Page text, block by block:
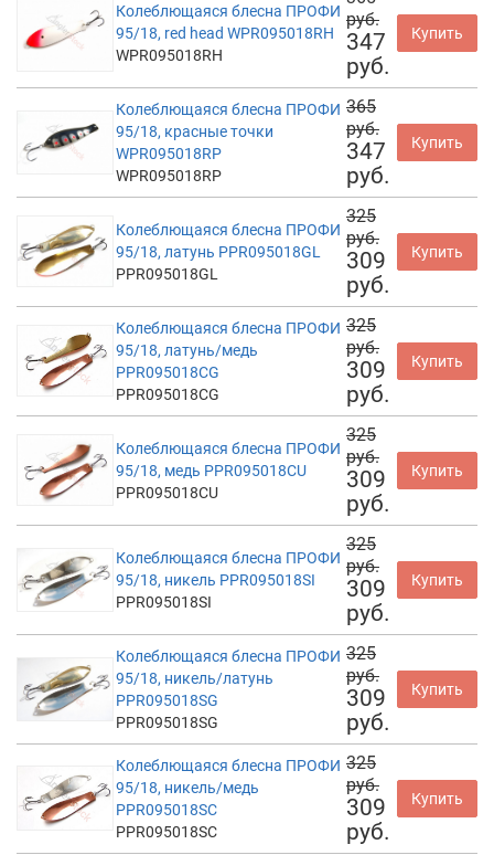
Колеблющаяся блесна ПРОФИ
95/18, red head WPR095018RH
WPR095018RH
руб.
347
руб.
Купить
Колеблющаяся блесна ПРОФИ
95/18, красные точки
WPR095018RP
WPR095018RP
365
руб.
347
руб.
Купить
Колеблющаяся блесна ПРОФИ
95/18, латунь PPR095018GL
PPR095018GL
325
руб.
309
руб.
Купить
Колеблющаяся блесна ПРОФИ
95/18, латунь/медь
PPR095018CG
PPR095018CG
325
руб.
309
руб.
Купить
Колеблющаяся блесна ПРОФИ
95/18, медь PPR095018CU
PPR095018CU
325
руб.
309
руб.
Купить
Колеблющаяся блесна ПРОФИ
95/18, никель PPR095018SI
PPR095018SI
325
руб.
309
руб.
Купить
Колеблющаяся блесна ПРОФИ
95/18, никель/латунь
PPR095018SG
PPR095018SG
325
руб.
309
руб.
Купить
Колеблющаяся блесна ПРОФИ
95/18, никель/медь
PPR095018SC
PPR095018SC
325
руб.
309
руб.
Купить